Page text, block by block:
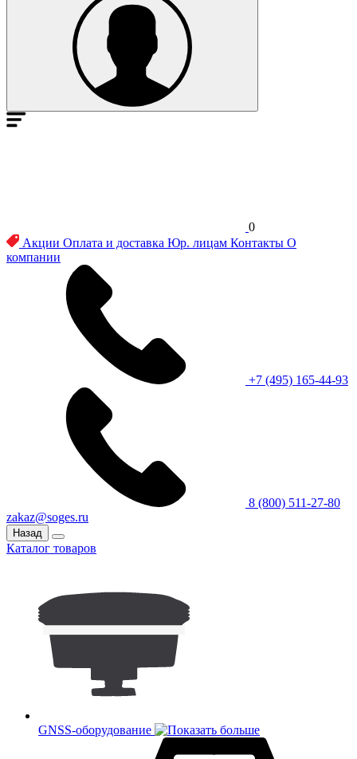
0
Акции Оплата и доставка Юр. лицам Контакты О
компании
+7 (495) 165-44-93
8 (800) 511-27-80
zakaz@soges.ru
Назад
Каталог товаров
GNSS-оборудование